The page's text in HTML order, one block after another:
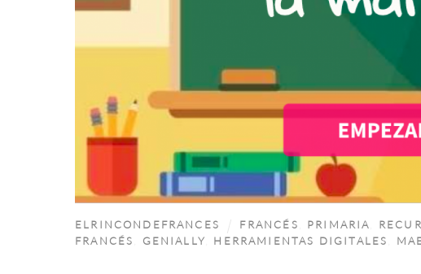
ELRINCONDEFRANCES FRANCÉS PRIMARIA
FRANCÉS
GENIALLY HERRAMIENTAS DIGITALES